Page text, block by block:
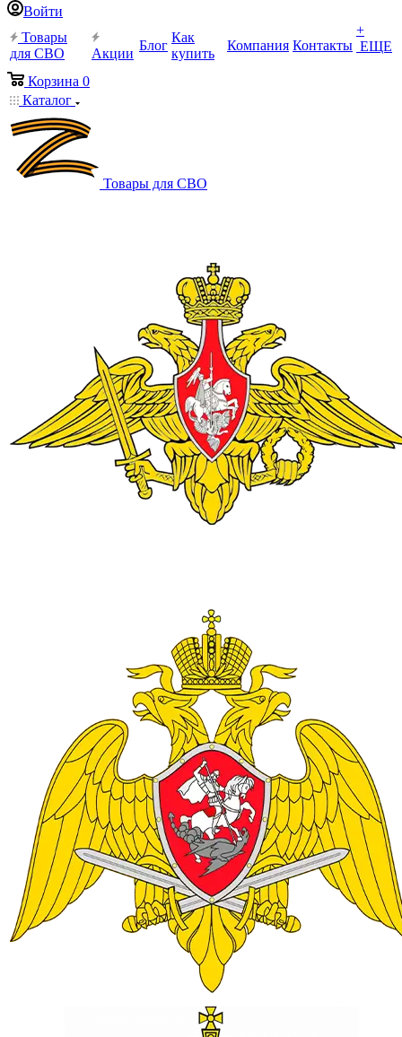
Войти
Товары
для СВО
Акции
Блог
Как
купить
Компания Контакты
+
ЕЩЕ
Корзина 0
Каталог
Товары для СВО